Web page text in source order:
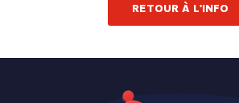
RETOUR À L'INFO